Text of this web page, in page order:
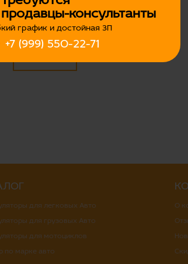
продавцы-консультанты
график и достойная ЗП
+7 (999) 550-22-71
АКБ S35/L45
ухо
800
для легковых Авто
для грузовых Авто
для мотоциклов
по марке авто
О